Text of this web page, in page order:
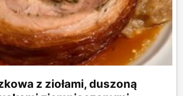
z ziołami, duszoną